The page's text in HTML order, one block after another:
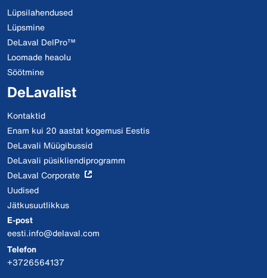
Lüpsilahendused
Lüpsmine
DeLaval DelPro™
Loomade heaolu
Söötmine
DeLavalist
Kontaktid
Enam kui 20 aastat kogemusi Eestis
DeLavali Müügibussid
DeLavali püsikliendiprogramm
DeLaval Corporate
Uudised
Jätkusuutlikkus
E-post
eesti.info@delaval.com
Telefon
+3726564137